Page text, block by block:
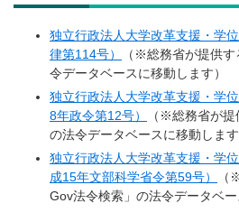
独立行政法人大学改革支援・学
律第114号）
（※総務省が提供
令データベースに移動します）
独立行政法人大学改革支援・学
8年政令第12号）
（※総務省が提
の法令データベースに移動します
独立行政法人大学改革支援・学
成15年文部科学省令第59号）
Gov法令検索」の法令データベー